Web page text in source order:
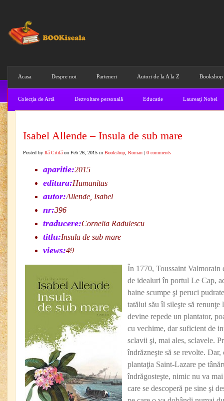
Acasa Despre noi Parteneri Autori de la A la Z Bookshop
Colecţia de Artă Dezvoltare personală Educatie Laureaţi Nobel
Isabel Allende – Insula de sub mare
Posted by Ilă Citilă on Feb 26, 2015 in Bookshop Roman | 0 comments
aparitie:2015
editura:Humanitas
autor:Allende, Isabel
nr:396
traducere:Cornelia Radulescu
titlu:Insula de sub mare
views:49
În 1770, Toussaint Valmorain
de idealuri în portul Le Cap,
haine scumpe şi peruci
tatălui său îl sileşte să renunţe
devine repede un plantator,
cu vechime, dar suficient de
sclavii şi, mai ales, sclavele.
îndrăzneşte să se revolte.
plantaţia Saint-Lazare pe
îndrăgosteşte, nimic nu va
care se descoperă pe sine şi